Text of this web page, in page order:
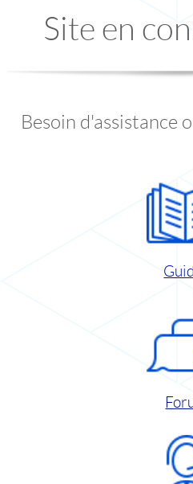
Site en
Besoin d'assistance